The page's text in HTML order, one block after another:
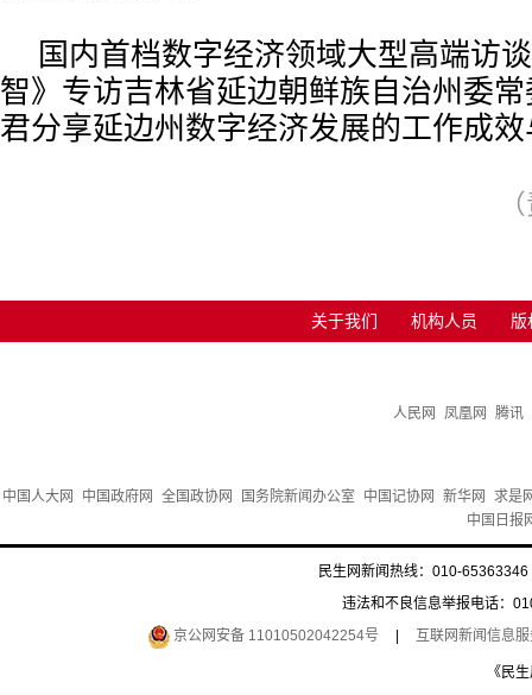
国内首档数字经济领域大型高端访
智》专访吉林省延边朝鲜族自治州委
君分享延边州数字经济发展的工作成
关于我们 机构人员 版
人民网 凤凰网 腾讯
中国人大网 中国政府网 全国政协网 国务院新闻办公室 中国记协网 新华网
求是
中国日报
民生网新闻热线：010-
违法和不良信息举报电话：
京公网安备 11010502042254号
互联网新闻信息
《民